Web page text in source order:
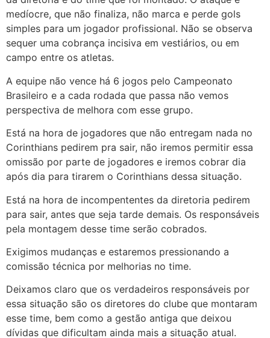
medíocre, que não finaliza, não marca e perde gols
simples para um jogador profissional. Não se observa
sequer uma cobrança incisiva em vestiários, ou em
campo entre os atletas.
A equipe não vence há 6 jogos pelo Campeonato
Brasileiro e a cada rodada que passa não vemos
perspectiva de melhora com esse grupo.
Está na hora de jogadores que não entregam nada no
Corinthians pedirem pra sair, não iremos permitir essa
omissão por parte de jogadores e iremos cobrar dia
após dia para tirarem o Corinthians dessa situação.
Está na hora de incompententes da diretoria pedirem
para sair, antes que seja tarde demais. Os responsáveis
pela montagem desse time serão cobrados.
Exigimos mudanças e estaremos pressionando a
comissão técnica por melhorias no time.
Deixamos claro que os verdadeiros responsáveis por
essa situação são os diretores do clube que montaram
esse time, bem como a gestão antiga que deixou
dívidas que dificultam ainda mais a situação atual.